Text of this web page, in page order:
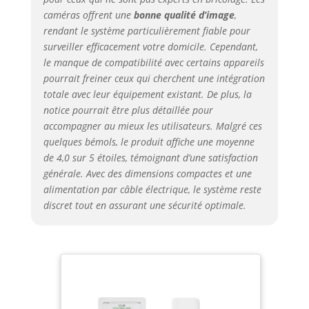
automatique, zone de surveillance
personnalisable et mode vie privée
pour désactiver la caméra quand
vous êtes présent. Résolution Full HD
1080p pour des images nettes de
jour comme de nuit. 📱 CONTRÔLE
TOTAL DEPUIS VOTRE SMARTPHONE
– Pilotez tout, partout dans le monde
: Via l'application gratuite Daewoo
Home Connect (iOS & Android),
activez/désactivez l'alarme, visionnez
en live vos 2 caméras
simultanément, recevez des alertes
en temps réel et gérez vos 13
accessoires d'un seul endroit.
centrale. 🚪 DÉTECTION
surveillées en permanence : Les 6
caméras offrent une bonne qualité d’image,
rendant le système particulièrement fiable pour
surveiller efficacement votre domicile. Cependant,
le manque de compatibilité avec certains appareils
pourrait freiner ceux qui cherchent une intégration
totale avec leur équipement existant. De plus, la
notice pourrait être plus détaillée pour
accompagner au mieux les utilisateurs. Malgré ces
quelques bémols, le produit affiche une moyenne
de 4,0 sur 5 étoiles, témoignant d’une satisfaction
générale. Avec des dimensions compactes et une
alimentation par câble électrique, le système reste
discret tout en assurant une sécurité optimale.